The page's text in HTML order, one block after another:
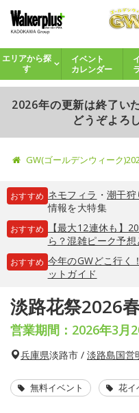
エリアから探
す
イベント
カレンダー
2026年の更新は終了い
どうぞよろ
GW(ゴールデンウィーク
おすすめ ネモフィラ ・ 潮干狩
情報を大特集
おすすめ
【最大12連休も】
ら？混雑ピーク予
おすすめ 今年のGWどこ行く
ットガイド
淡路花祭2026
営業期間：2026年3月
兵庫県淡路市 / 淡路島国営
無料イベント 花イ